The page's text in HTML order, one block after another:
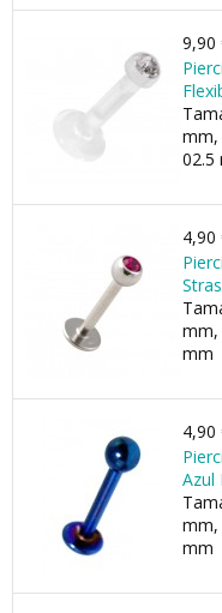
9,90
mm,
02.5
4,90
mm,
mm
4,90
Azul
mm,
mm